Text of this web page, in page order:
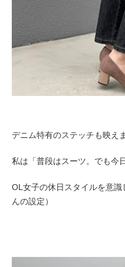
デニム特有のステッチも映え
私は「普段はスーツ。でも今
OL女子の休日スタイルを意
んの設定）